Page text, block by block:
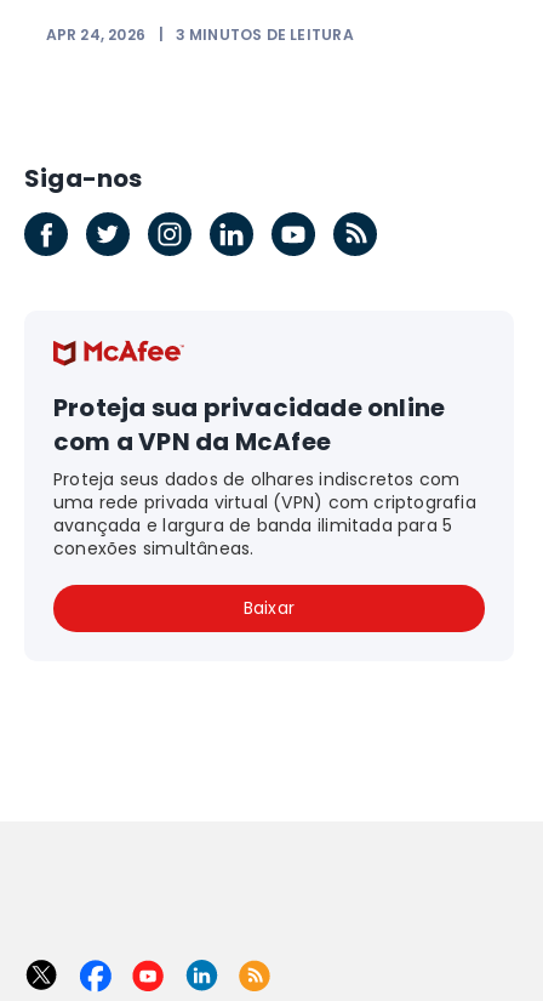
APR 24, 2026 3 MINUTOS DE LEITURA
Siga-nos
Proteja sua privacidade online
com a VPN da McAfee
Proteja seus dados de olhares indiscretos com
uma rede privada virtual (VPN) com criptografia
avançada e largura de banda ilimitada para 5
conexões simultâneas.
Baixar